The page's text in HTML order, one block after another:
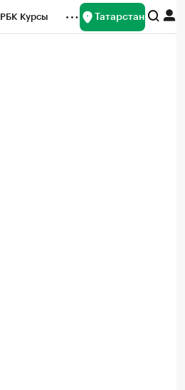
РБК Курсы Татарстан